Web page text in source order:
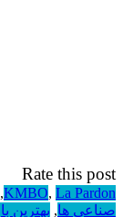
Rate this post
KMBO, La Pardon
,
صناعی ها, بهترین